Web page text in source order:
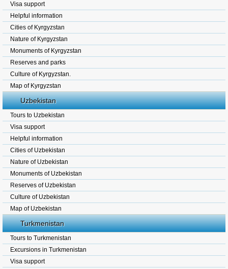
Visa support
Helpful information
Cities of Kyrgyzstan
Nature of Kyrgyzstan
Monuments of Kyrgyzstan
Reserves and parks
Culture of Kyrgyzstan.
Map of Kyrgyzstan
Uzbekistan
Tours to Uzbekistan
Visa support
Helpful information
Cities of Uzbekistan
Nature of Uzbekistan
Monuments of Uzbekistan
Reserves of Uzbekistan
Culture of Uzbekistan
Map of Uzbekistan
Turkmenistan
Tours to Turkmenistan
Excursions in Turkmenistan
Visa support